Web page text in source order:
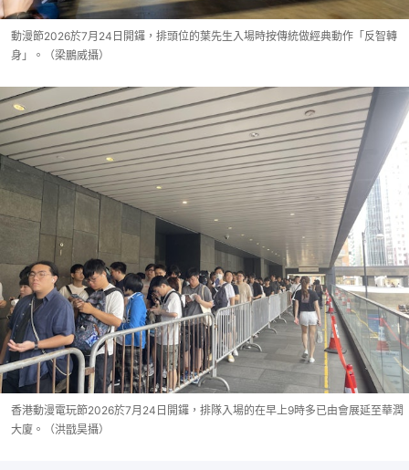
動漫節2026於7月24日開鑼，排頭位的葉先生入場時按傳統做經典動作「反智轉
身」。（梁鵬威攝）
香港動漫電玩節2026於7月24日開鑼，排隊入場的在早上9時多已由會展延至華潤
大廈。（洪戩昊攝）